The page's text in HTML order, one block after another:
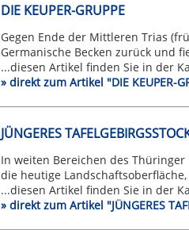
DIE KEUPER-GRUPPE
Gegen Ende der Mittleren Trias
Germanische Becken zurück und
...diesen Artikel finden Sie in der
» direkt zum Artikel "DIE KEUPER-
JÜNGERES
In weiten Bereichen des
die heutige
...diesen Artikel finden Sie in der
» direkt zum Artikel "JÜNGERES